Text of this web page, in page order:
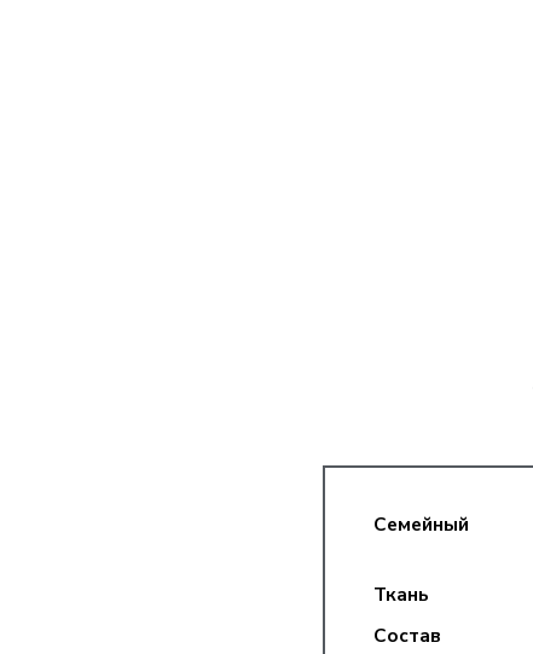
Семейный
Ткань
Состав